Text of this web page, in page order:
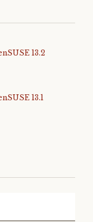
13.2
13.1